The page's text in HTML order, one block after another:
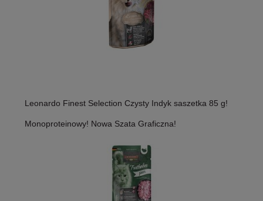
Leonardo Finest Selection Czysty Indyk saszetka 85 g!
Monoproteinowy! Nowa Szata Graficzna!